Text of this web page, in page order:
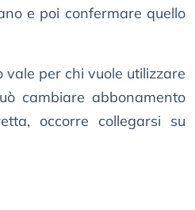
e poi confermare quello
per chi vuole utilizzare
cambiare abbonamento
occorre collegarsi su